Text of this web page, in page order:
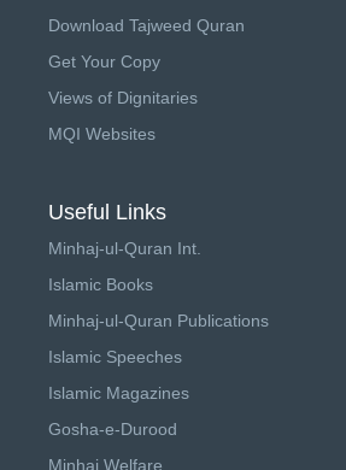
Download Tajweed Quran
Get Your Copy
Views of Dignitaries
MQI Websites
Useful Links
Minhaj-ul-Quran Int.
Islamic Books
Minhaj-ul-Quran Publications
Islamic Speeches
Islamic Magazines
Gosha-e-Durood
Minhaj Welfare